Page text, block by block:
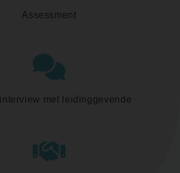
Assessment
met leidinggevende